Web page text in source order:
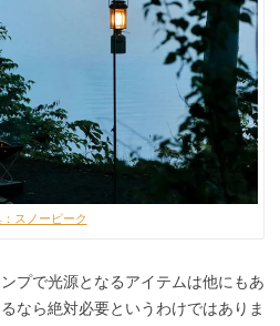
スノーピーク
プで光源となるアイテムは他にもあ
なら絶対必要というわけではありま